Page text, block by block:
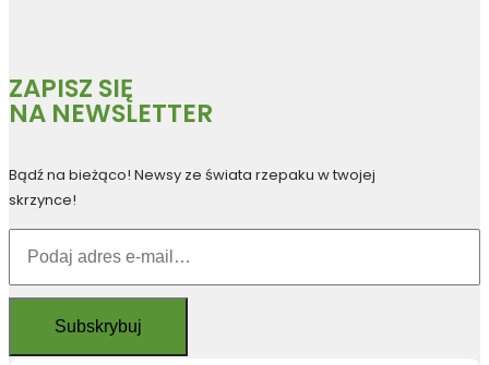
ZAPISZ SIĘ
NA NEWSLETTER
Bądź na bieżąco! Newsy ze świata rzepaku w twojej
skrzynce!